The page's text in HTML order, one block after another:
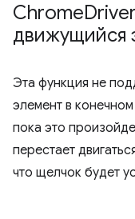
Chrome
движущийся
Эта функция не
элемент в
пока это
перестает
что щелчок будет